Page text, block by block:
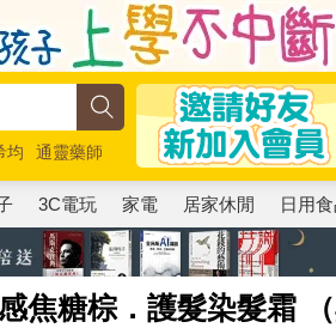
均
通靈藥師
3C電玩 家電 居家休閒 日用
感焦糖棕．護髮染髮霜